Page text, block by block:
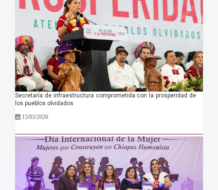
Secretaría de infraestructura comprometida con la prosperidad de
los pueblos olvidados
15/03/2026